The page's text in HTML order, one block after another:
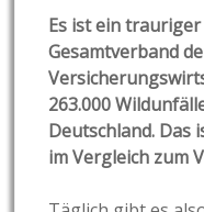
Es ist ein
Gesamtverband
263.000
Deutschland. Das
im Vergleich zum